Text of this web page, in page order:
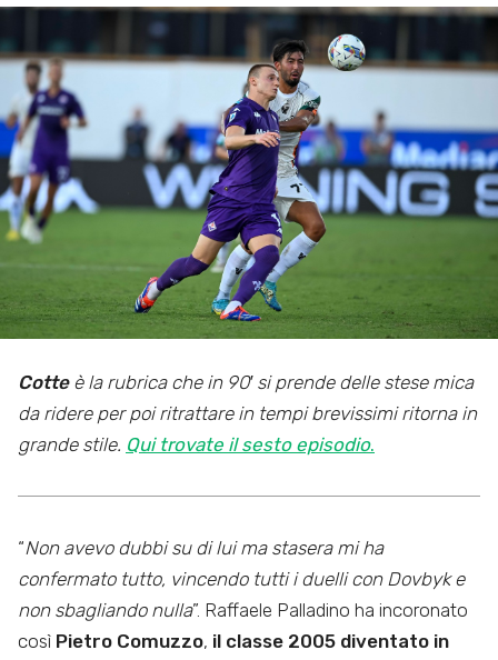
Cotteè la rubrica che in 90′ si prende delle stese mica
da ridere per poi ritrattare in tempi brevissimi ritorna in
grande stile. Qui trovate il sesto episodio.
“Non avevo dubbi su di lui ma stasera mi ha
confermato tutto, vincendo tutti i duelli con Dovbyk e
non sbagliando nulla”. Raffaele Palladino ha incoronato
così Pietro Comuzzo, il classe 2005 diventato in